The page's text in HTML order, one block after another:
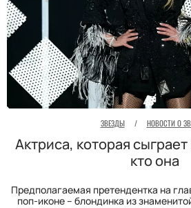
ЗВЕЗДЫ / НОВОСТИ О
Актриса, которая
кто она
Предполагаемая претендентка на
поп-иконе – блондинка из